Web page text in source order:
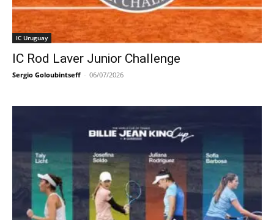
IC Uruguay
IC Rod Laver Junior Challenge
Sergio Goloubintseff - 06/07/2026